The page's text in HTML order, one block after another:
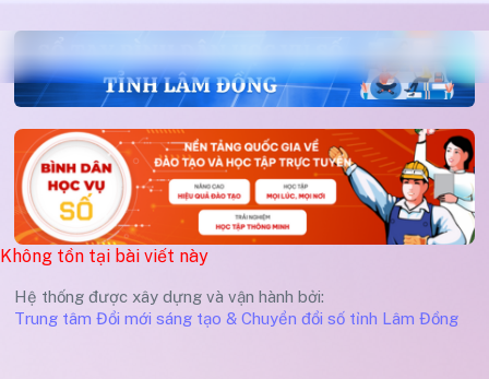
Không tồn tại bài viết này
Hệ thống được xây dựng và vận hành bởi:
Trung tâm Đổi mới sáng tạo & Chuyển đổi số tỉnh Lâm Đồng